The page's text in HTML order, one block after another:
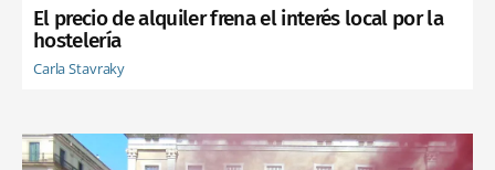
El precio de alquiler frena el interés local por la
hostelería
Carla Stavraky